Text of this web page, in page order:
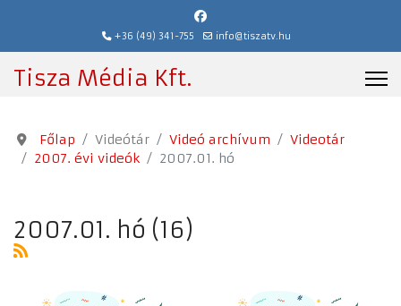
+36 (49) 341-755 info@tiszatv.hu
Tisza Média Kft.
Főlap Videótár Videó archívum
Videotár
2007. évi videók
2007.01. hó
2007.01. hó (16)